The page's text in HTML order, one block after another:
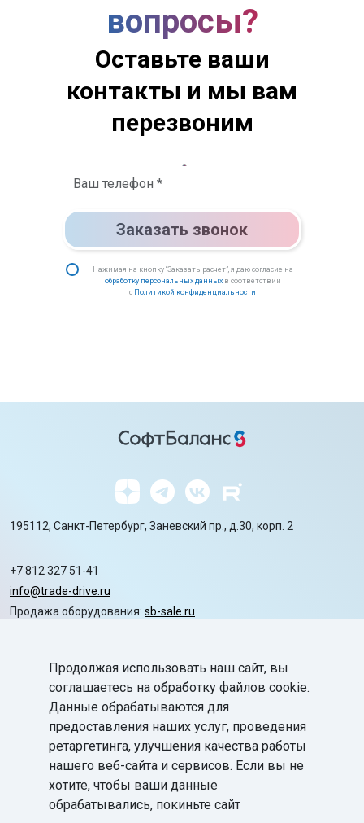
вопросы?
Оставьте ваши
контакты и мы вам
перезвоним
Заказать звонок
Нажимая на кнопку “Заказать расчет”, я даю согласие на
обработку персональных данныхв соответствии
с Политикой конфиденциальности
195112, Санкт-Петербург, Заневский пр., д.30, корп. 2
+7 812 327 51-41
info@trade-drive.ru
Продажа оборудования: sb-sale.ru
Автоматизацияchevron_right
Маркировкаchevron_right
Поддержкаchevron_right
База знанийchevron_right
Продолжая использовать наш сайт, вы
соглашаетесь на обработку файлов cookie.
Данные обрабатываются для
предоставления наших услуг, проведения
ретаргетинга, улучшения качества работы
нашего веб-сайта и сервисов. Если вы не
хотите, чтобы ваши данные
обрабатывались, покиньте сайт